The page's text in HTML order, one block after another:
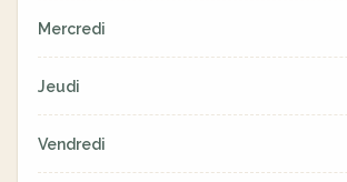
Mercredi
Jeudi
Vendredi